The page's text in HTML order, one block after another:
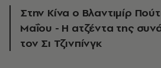
Στην Κίνα ο Βλαντιμίρ
Μαΐου - Η ατζέντα της
τον Σι Τζινπίνγκ